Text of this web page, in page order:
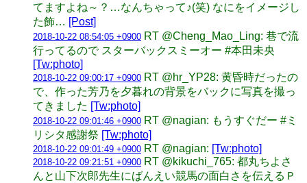
てますよね～？…なんちゃって♪(笑) なにをイメージし
た飾… [Post]
2018-10-22 08:54:05 +0900 RT @Cheng_Mao_Ling: 巷で流
行ってるので スターバックスミーオー #本田未央
[Tw:photo]
2018-10-22 09:00:17 +0900 RT @hr_YP28: 黄昏時だったの
で、作った芳乃を夕暮れの背景をバックに写真を撮っ
てきました [Tw:photo]
2018-10-22 09:01:46 +0900 RT @nagian: もうすぐだー #ミ
リシタ感謝祭 [Tw:photo]
2018-10-22 09:01:49 +0900 RT @nagian: [Tw:photo]
2018-10-22 09:21:51 +0900 RT @kikuchi_765: 都丸ちよさ
んと山下次郎先生にばんえい競馬の面白さを伝えるＰ